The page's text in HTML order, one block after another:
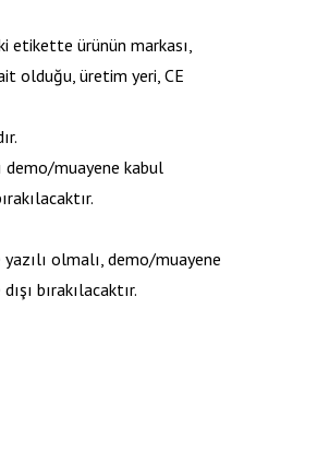
etikette ürünün markası,
olduğu, üretim yeri, CE
demo/muayene kabul
olmalı, demo/muayene
bırakılacaktır.